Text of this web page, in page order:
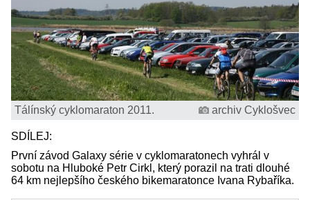
Tálínský cyklomaraton 2011. archiv Cyklošvec
SDÍLEJ:
První závod Galaxy série v cyklomaratonech vyhrál v
sobotu na Hluboké Petr Cirkl, který porazil na trati dlouhé
64 km nejlepšího českého bikemaratonce Ivana Rybaříka.